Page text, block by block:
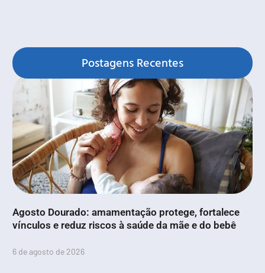
Postagens Recentes
Agosto Dourado: amamentação protege, fortalece
vínculos e reduz riscos à saúde da mãe e do bebê
6 de agosto de 2026